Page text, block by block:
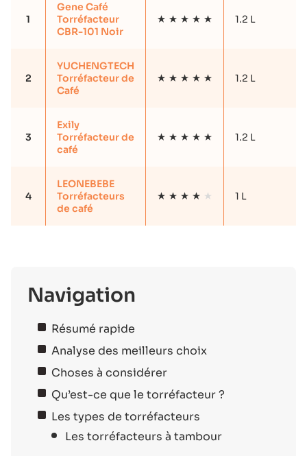
1
Gene Café
Torréfacteur
CBR-101 Noir
1.2 L
2
YUCHENGTECH
Torréfacteur de
Café
1.2 L
3
Exily
Torréfacteur de
café
1.2 L
4
LEONEBEBE
Torréfacteurs
de café
1 L
Navigation
Résumé rapide
Analyse des meilleurs choix
Choses à considérer
Qu’est-ce que le torréfacteur ?
Les types de torréfacteurs
Les torréfacteurs à tambour